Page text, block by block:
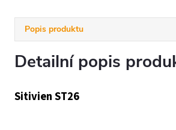
Popis produktu
Detailní popis
Sitivien ST26